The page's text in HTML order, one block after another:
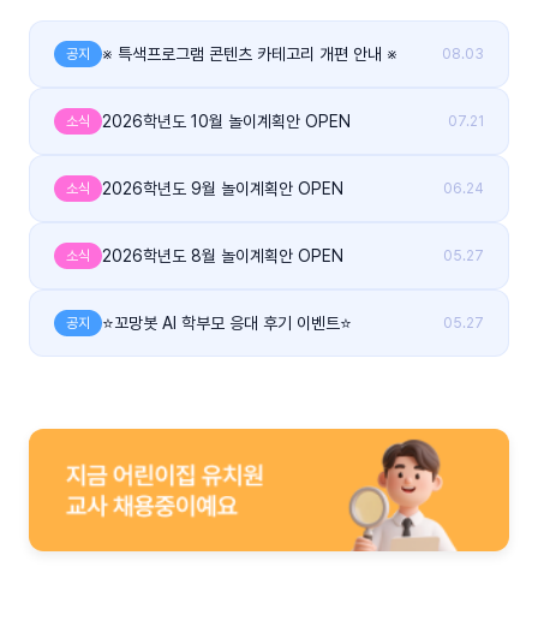
그
공지 ※ 특색프로그램 콘텐츠 카테고리 개편 안내 ※ 08.03
소식 2026학년도 10월 놀이계획안 OPEN 07.21
소식 2026학년도 9월 놀이계획안 OPEN 06.24
소식 2026학년도 8월 놀이계획안 OPEN 05.27
공지 ⭐꼬망봇 AI 학부모 응대 후기 이벤트⭐ 05.27